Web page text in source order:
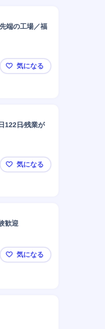
端の工場／福
◤業界TOP・味の素【
気になる
⽇∕残業が
【新潟県村上市】運
気になる
歓迎
【伊豆市/クリーニン
気になる